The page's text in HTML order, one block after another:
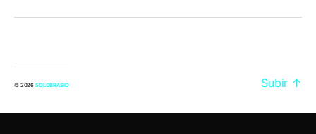
© 2026 SOLOBRASID Subir ↑